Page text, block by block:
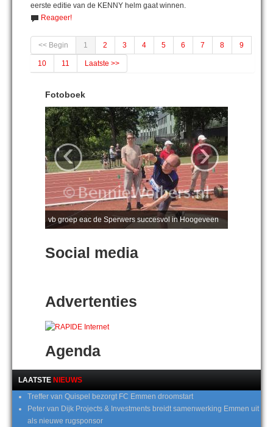
eerste editie van de KENNY helm gaat winnen.
Reageer!
<< Begin 1 2 3 4 5 6 7 8 9
10 11 Laatste >>
Fotoboek
vb groep eac de Sperwers succesvol in Hoogeveen
‹ ›
Social media
Advertenties
Agenda
LAATSTE NIEUWS
Treffer van Quispel bezorgt FC Emmen droomstart
Peter van Dijk Projects & Investments breidt samenwerking Emmen uit
als nieuwe rugsponsor